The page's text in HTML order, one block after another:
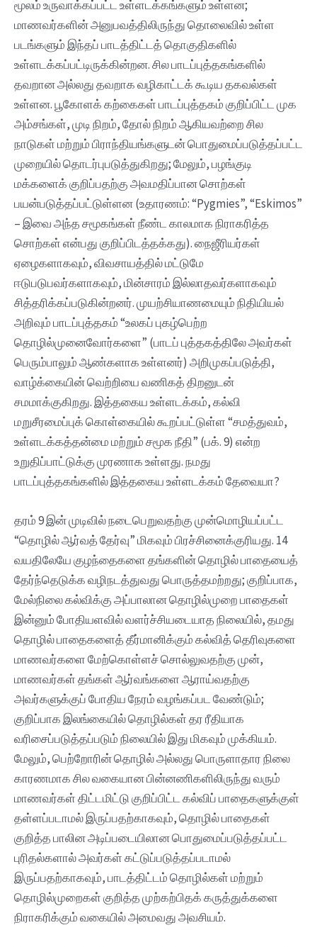
மூலம் உருவாக்கப்பட்ட உள்ளடக்கங்களும் உள்ளன;
மாணவர்களின் அனுபவத்திலிருந்து தொலைவில் உள்ள
படங்களும் இந்தப் பாடத்திட்டத் தொகுதிகளில்
உள்ளடக்கப்பட்டிருக்கின்றன‌. சில பாடப்புத்தகங்களில்
தவறான அல்லது தவறாக வழிகாட்டக் கூடிய‌ தகவல்கள்
உள்ளன. பூகோளக் கற்கைகள் பாடப்புத்தகம் குறிப்பிட்ட முக
அம்சங்கள், முடி நிறம், தோல் நிறம் ஆகியவற்றை சில
நாடுகள் மற்றும் பிராந்தியங்களுடன் பொதுமைப்படுத்தப்பட்ட
முறையில் தொடர்புபடுத்துகிறது; மேலும், பழங்குடி
மக்களைக் குறிப்பதற்கு அவமதிப்பான சொற்கள்
பயன்படுத்தப்பட்டுள்ளன‌ (உதாரணம்: “Pygmies”, “Eskimos”
– இவை அந்த சமூகங்கள் நீண்ட காலமாக நிராகரித்த
சொற்கள் என்பது குறிப்பிடத்தக்கது). நைஜீரியர்கள்
ஏழைகளாகவும், விவசாயத்தில் மட்டுமே
ஈடுபடுபவர்களாகவும், மின்சாரம் இல்லாதவர்களாகவும்
சித்தரிக்கப்படுகின்றனர். முயற்சியாணமையும் நிதியியல்
அறிவும் பாடப்புத்தகம் “உலகப் புகழ்பெற்ற
தொழில்முனைவோர்களை” (பாடப் புத்தகத்திலே அவர்கள்
பெரும்பாலும் ஆண்களாக உள்ளனர்) அறிமுகப்படுத்தி,
வாழ்க்கையின் வெற்றியை வணிகத் திறனுடன்
சமமாக்குகிறது. இத்தகைய உள்ளடக்கம், கல்வி
மறுசீரமைப்புக் கொள்கையில் கூறப்பட்டுள்ள “சமத்துவம்,
உள்ளடக்கத்தன்மை மற்றும் சமூக நீதி” (பக். 9) என்ற
உறுதிப்பாட்டுக்கு முரணாக உள்ளது. நமது
பாடப்புத்தகங்களில் இத்தகைய உள்ளடக்கம் தேவையா?
தரம் 9 இன் முடிவில் நடைபெறுவதற்கு முன்மொழியப்பட்ட‌
“தொழில் ஆர்வத் தேர்வு” மிகவும் பிரச்சினைக்குரியது. 14
வயதிலேயே குழந்தைகளை தங்களின் தொழில் பாதையைத்
தேர்ந்தெடுக்க வழிநடத்துவது பொருத்தமற்றது; குறிப்பாக,
மேல்நிலை கல்விக்கு அப்பாலான தொழில்முறை பாதைகள்
இன்னும் போதியளவில் வளர்ச்சியடையாத நிலையில், தமது
தொழில் பாதைகளைத் தீர்மானிக்கும் கல்வித் தெரிவுகளை
மாணவர்களை மேற்கொள்ளச் சொல்லுவதற்கு முன்,
மாணவர்கள் தங்கள் ஆர்வங்களை ஆராய்வதற்கு
அவர்களுக்குப் போதிய நேரம் வழங்கப்பட வேண்டும்;
குறிப்பாக இலங்கையில் தொழில்கள் தர ரீதியாக
வரிசைப்படுத்தப்படும் நிலையில் இது மிகவும் முக்கியம்.
மேலும், பெற்றோரின் தொழில் அல்லது பொருளாதார நிலை
காரணமாக சில வகையான‌ பின்னணிகளிலிருந்து வரும்
மாணவர்கள் திட்டமிட்டு குறிப்பிட்ட கல்விப் பாதைகளுக்குள்
தள்ளப்படாமல் இருப்பதற்காகவும், தொழில் பாதைகள்
குறித்த பாலின அடிப்படையிலான பொதுமைப்படுத்தப்பட்ட‌
புரிதல்களால் அவர்கள் கட்டுப்படுத்தப்படாமல்
இருப்பதற்காகவும், பாடத்திட்டம் தொழில்கள் மற்றும்
தொழில்முறைகள் குறித்த முற்கற்பிதக் கருத்துக்களை
நிராகரிக்கும் வகையில் அமைவது அவசியம்.